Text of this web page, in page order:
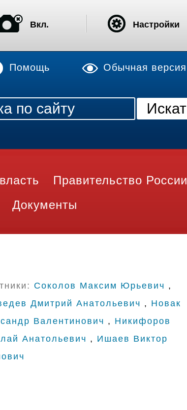
Помощь Обычная версия
Правительство России
Документы
Соколов Максим Юрьевич ,
Дмитрий Анатольевич , Новак
Валентинович , Никифоров
Анатольевич , Ишаев Виктор
Вкл. Настройки